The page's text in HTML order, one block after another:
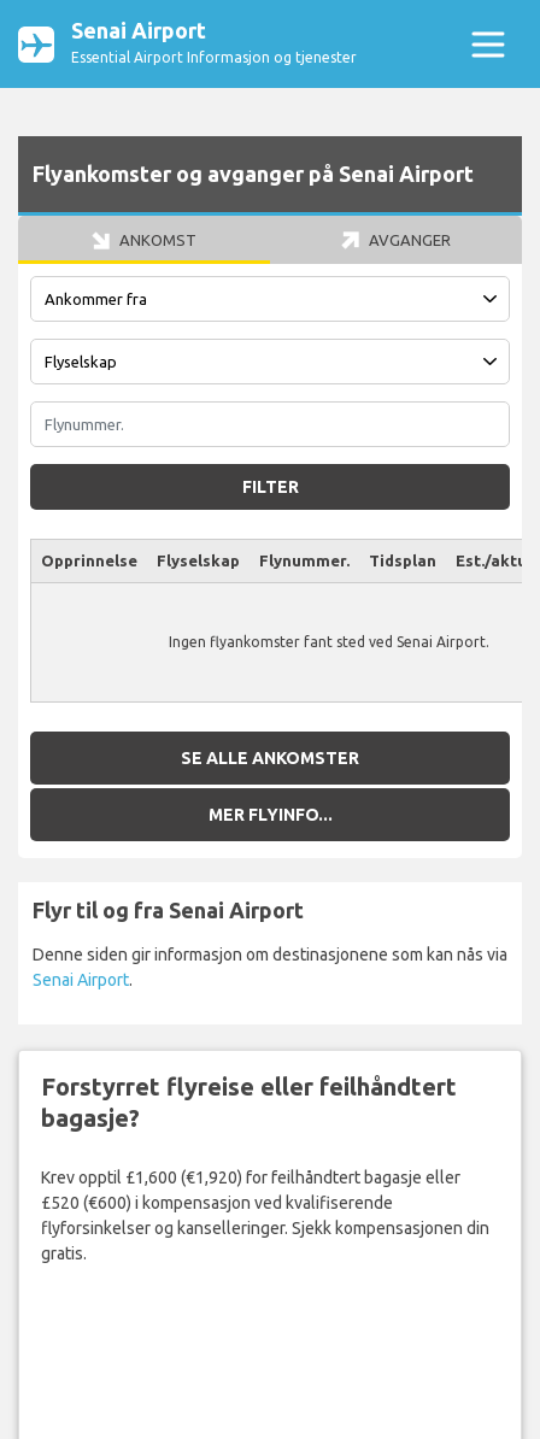
Senai Airport
Essential Airport Informasjon og tjenester
Flyankomster og avganger på Senai Airport
ANKOMST AVGANGER
FILTER
Opprinnelse Flyselskap Flynummer. Tidsplan Est./
Ingen flyankomster fant sted ved Senai Airport.
SE ALLE ANKOMSTER
MER FLYINFO...
Flyr til og fra Senai Airport
Denne siden gir informasjon om destinasjonene som kan nås via
Senai Airport.
Forstyrret flyreise eller feilhåndtert
bagasje?
Krev opptil £1,600 (€1,920) for feilhåndtert bagasje eller
£520 (€600) i kompensasjon ved kvalifiserende
flyforsinkelser og kanselleringer. Sjekk kompensasjonen din
gratis.